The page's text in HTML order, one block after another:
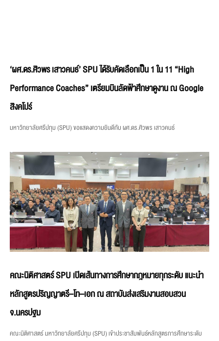
‘ผศ.ดร.ศิวพร เสาวคนธ์’ SPU ได้รับคัดเลือกเป็น 1 ใน 11 “High
Performance Coaches” เตรียมบินลัดฟ้าศึกษาดูงาน ณ Google
สิงคโปร์
มหาวิทยาลัยศรีปทุม (SPU) ขอแสดงความยินดีกับ ผศ.ดร.ศิวพร เสาวคนธ์
คณะนิติศาสตร์ SPU เปิดเส้นทางการศึกษากฎหมายทุกระดับ แนะนำ
หลักสูตรปริญญาตรี–โท–เอก ณ สถาบันส่งเสริมงานสอบสวน
จ.นครปฐม
คณะนิติศาสตร์ มหาวิทยาลัยศรีปทุม (SPU) เข้าประชาสัมพันธ์หลักสูตรการศึกษาระดับ